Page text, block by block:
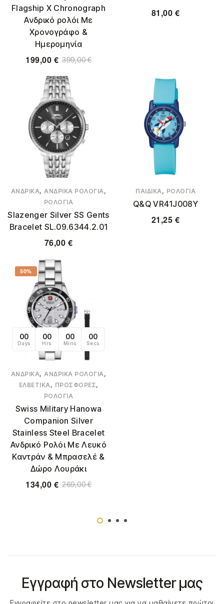
Flagship X Chronograph
Ανδρικό ρολόι Με
Χρονογράφο &
Ημερομηνία
399,00€
199,00 €
81,00 €
ΑΝΔΡΙΚΆ,ΑΝΔΡΙΚΆ ΡΟΛΌΓΙΑ,
ΡΟΛΌΓΙΑ
Slazenger Silver SS Gents
Bracelet SL.09.6344.2.01
76,00 €
ΠΑΙΔΙΚΆ, ΡΟΛΌΓΙΑ
Q&Q VR41J008Y
21,25 €
50%
00
Days
00
Hrs
00
Mins
00
Secs
ΑΝΔΡΙΚΆ,ΑΝΔΡΙΚΆ ΡΟΛΌΓΙΑ,
ΕΛΒΕΤΙΚΆ, ΠΡΟΣΦΟΡΈΣ,
ΡΟΛΌΓΙΑ
Swiss Military Hanowa
Companion Silver
Stainless Steel Bracelet
Ανδρικό Ρολόι Με Λευκό
Καντράν & Μπρασελέ &
Δώρο Λουράκι
269,00€
134,00 €
Εγγραφή στο Newsletter μας